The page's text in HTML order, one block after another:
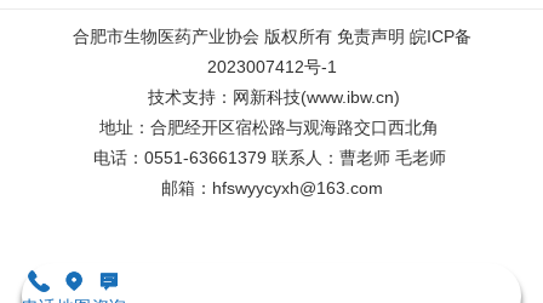
合肥市生物医药产业协会 版权所有 免责声明 皖ICP备
2023007412号-1
技术支持 ： 网新科技(www.ibw.cn)
地址：合肥经开区宿松路与观海路交口西北角
电话：0551-63661379 联系人：曹老师 毛老师
邮箱： hfswyycyxh@163.com